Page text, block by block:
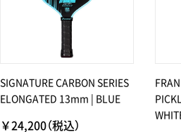
SIGNATURE CARBON SERIES
ELONGATED 13mm | BLUE
￥24,200（税込）